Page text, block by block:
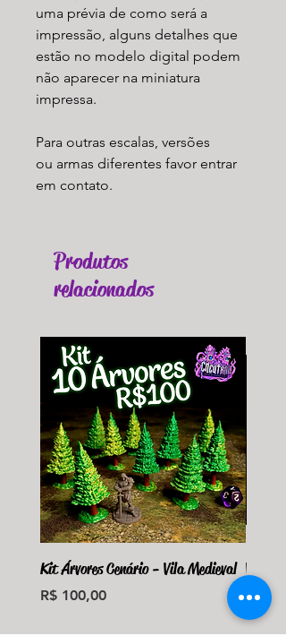
uma prévia de como será a
impressão, alguns detalhes que
estão no modelo digital podem
não aparecer na miniatura
impressa.
Para outras escalas, versões
ou armas diferentes favor entrar
em contato.
Produtos
relacionados
Kit Árvores Cenário - Vila Medieval
Preço
R$ 100,00
Violet
Preço
R$